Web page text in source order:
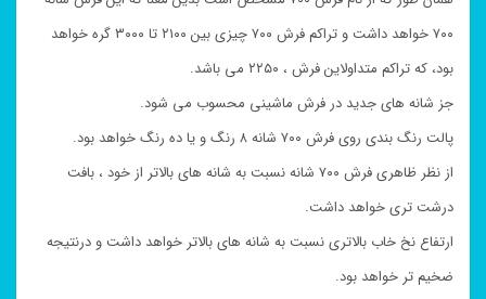
۷۰۰ خواهد داشت و تراکم فرش ۷۰۰ چیزی بین ۲۱۰۰ تا ۳۰۰۰ گره خواهد
بود، که تراکم متداولاین فرش ، ۲۲۵۰ می باشد.
جز شانه های جدید در فرش ماشینی محسوب می شود.
پالت رنگ بندی روی فرش ۷۰۰ شانه ۸ رنگ و یا ده رنگ خواهد بود.
از نظر ظاهری فرش ۷۰۰ شانه نسبت به شانه های بالاتر از خود ، بافت
درشت تری خواهد داشت.
ارتفاع نخ خاب بالاتری نسبت به شانه های بالاتر خواهد داشت و درنتیجه
ضخیم تر خواهد بود.